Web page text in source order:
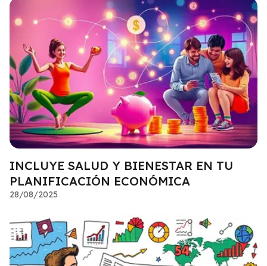
INCLUYE SALUD Y BIENESTAR EN TU
PLANIFICACIÓN ECONÓMICA
28/08/2025